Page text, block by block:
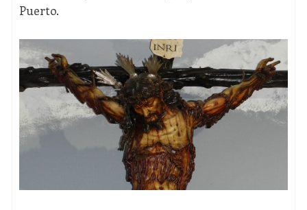
Puerto.